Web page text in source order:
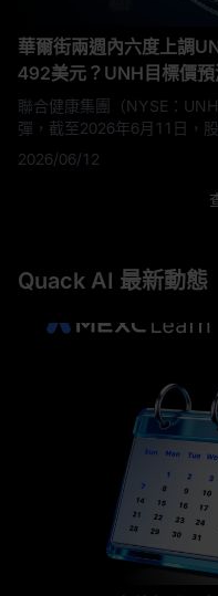
華爾街兩週內六度上調
492美元？UNH目標價
聯合健康集團（NYSE：
彈，截至2026年6月11日，
2024年11月603.20美元的歷
初，六大機構相繼上調UNH
492美元的上限，隨後摩根
2026/06/12
Quack AI 最新動態